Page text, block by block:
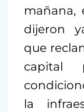
mañana,
dijeron
que
capital
la